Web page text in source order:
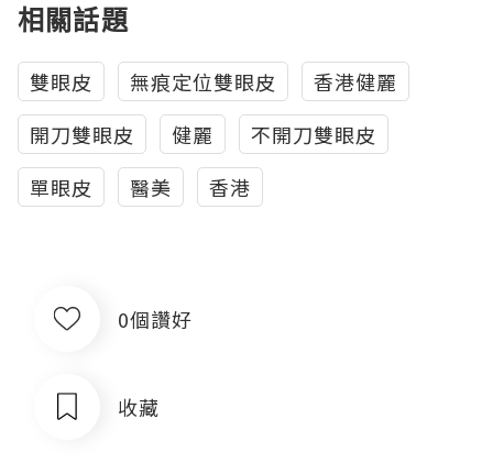
相關話題
雙眼皮 無痕定位雙眼皮
香港健麗
開刀雙眼皮
健麗
不開刀雙眼皮
單眼皮
醫美 香港
0個讚好
收藏